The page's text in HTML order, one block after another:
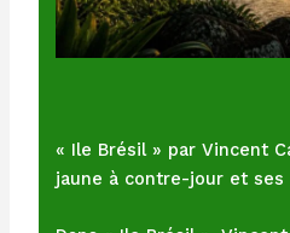
« Ile Brésil » par Vincent
jaune à contre-jour et ses